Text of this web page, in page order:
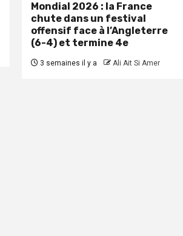
Mondial 2026 : la France
chute dans un festival
offensif face à l’Angleterre
(6-4) et termine 4e
3 semaines il y a Ali Ait Si Amer